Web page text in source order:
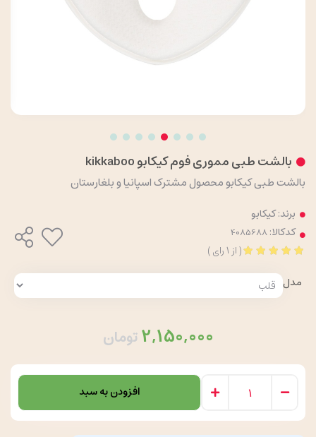
بالشت طبی مموری فوم کیکابو kikkaboo
بالشت طبی کیکابو محصول مشترک اسپانیا و بلغارستان
برند:کیکابو
کدکالا:
(از1رای)
مدل
2,150,000تومان
افزودن به سبد